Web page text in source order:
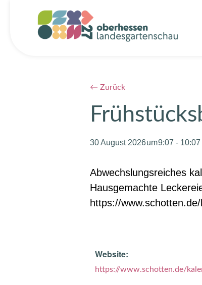
← Zurück
30 August 2026 9:07 - 10:07
Abwechslungsreiches
Hausgemachte
https://
Website:
https://www.schotten.de/